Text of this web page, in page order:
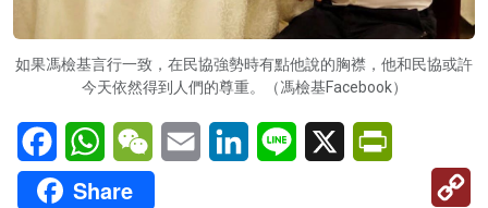
如果馮檢基言行一致，在民協強勢時有點他說的胸襟，他和民協或許
今天依然得到人們的尊重。（馮檢基Facebook）
FacebookWhatsAppWeChatEmail LinkedInLine X
Share